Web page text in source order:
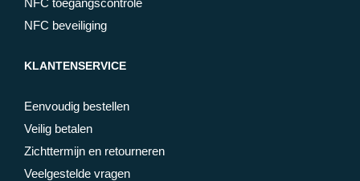
NFC toegangscontrole
NFC beveiliging
KLANTENSERVICE
Eenvoudig bestellen
Veilig betalen
Zichttermijn en retourneren
Veelgestelde vragen